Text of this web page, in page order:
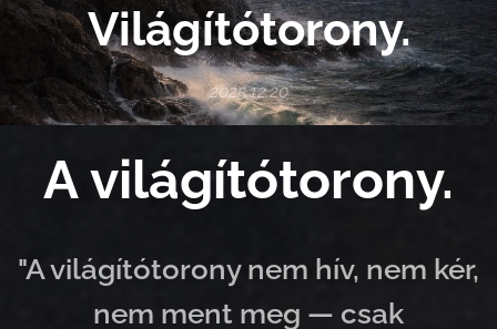
Világítótorony.
2025.12.20
A világítótorony.
"A világítótorony nem hív, nem kér,
nem ment meg — csak